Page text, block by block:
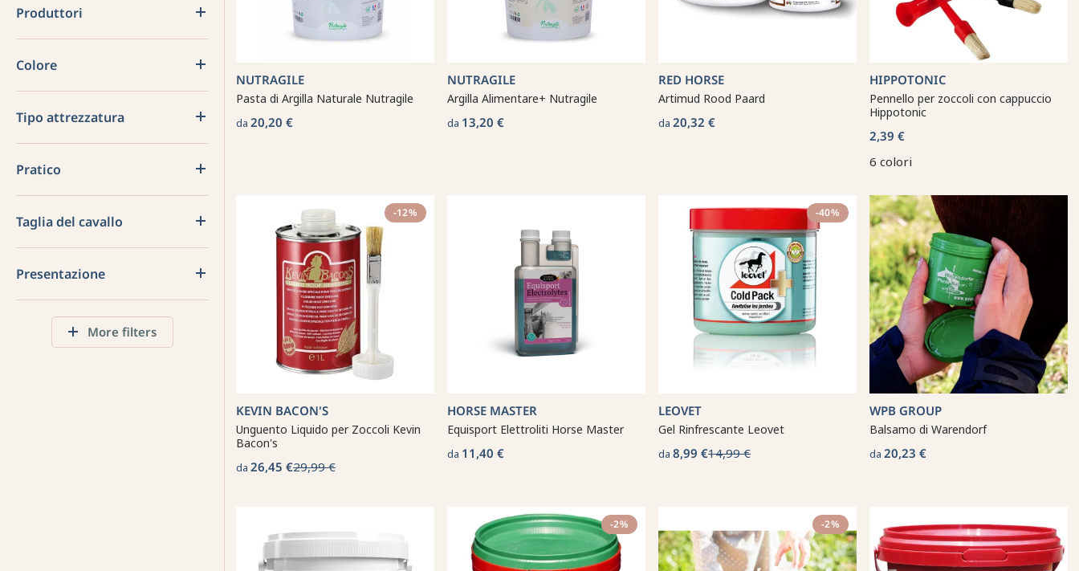
Produttori
Colore
Tipo attrezzatura
Pratico
Taglia del cavallo
Presentazione
More filters
NUTRAGILE
Pasta di Argilla Naturale Nutragile
da 20,20 €
NUTRAGILE
Argilla Alimentare+ Nutragile
da 13,20 €
RED HORSE
Artimud Rood Paard
da 20,32 €
HIPPOTONIC
Pennello per zoccoli con cappuccio
Hippotonic
2,39 €
6 colori
-12%
KEVIN BACON'S
Unguento Liquido per Zoccoli Kevin
Bacon's
da 26,45 €29,99 €
HORSE MASTER
Equisport Elettroliti Horse Master
da 11,40 €
-40%
LEOVET
Gel Rinfrescante Leovet
da 8,99 €14,99 €
WPB GROUP
Balsamo di Warendorf
da 20,23 €
-2% -2%